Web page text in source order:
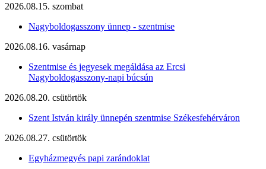
2026.08.15. szombat
Nagyboldogasszony ünnep - szentmise
2026.08.16. vasárnap
Szentmise és jegyesek megáldása az Ercsi
Nagyboldogasszony-napi búcsún
2026.08.20. csütörtök
Szent István király ünnepén szentmise Székesfehérváron
2026.08.27. csütörtök
Egyházmegyés papi zarándoklat